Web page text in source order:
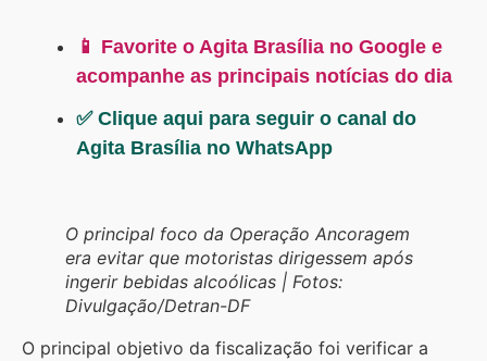
📱 Favorite o Agita Brasília no Google e
acompanhe as principais notícias do dia
✅ Clique aqui para seguir o canal do
Agita Brasília no WhatsApp
O principal foco da Operação Ancoragem
era evitar que motoristas dirigessem após
ingerir bebidas alcoólicas | Fotos:
Divulgação/Detran-DF
O principal objetivo da fiscalização foi verificar a